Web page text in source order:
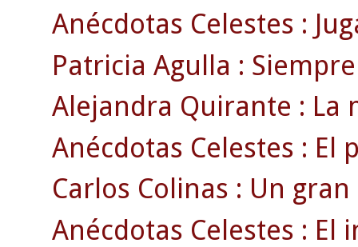
Anécdotas Celestes :
Patricia Agulla :
Alejandra Quirante : La
Anécdotas Celestes : El
Carlos Colinas : Un
Anécdotas Celestes : El